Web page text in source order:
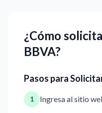
¿Cómo
BBVA?
Pasos para
1 Ingresa al sitio